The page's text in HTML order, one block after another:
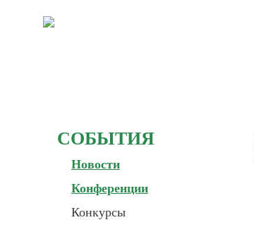
СОБЫТИЯ
Новости
Конференции
Конкурсы